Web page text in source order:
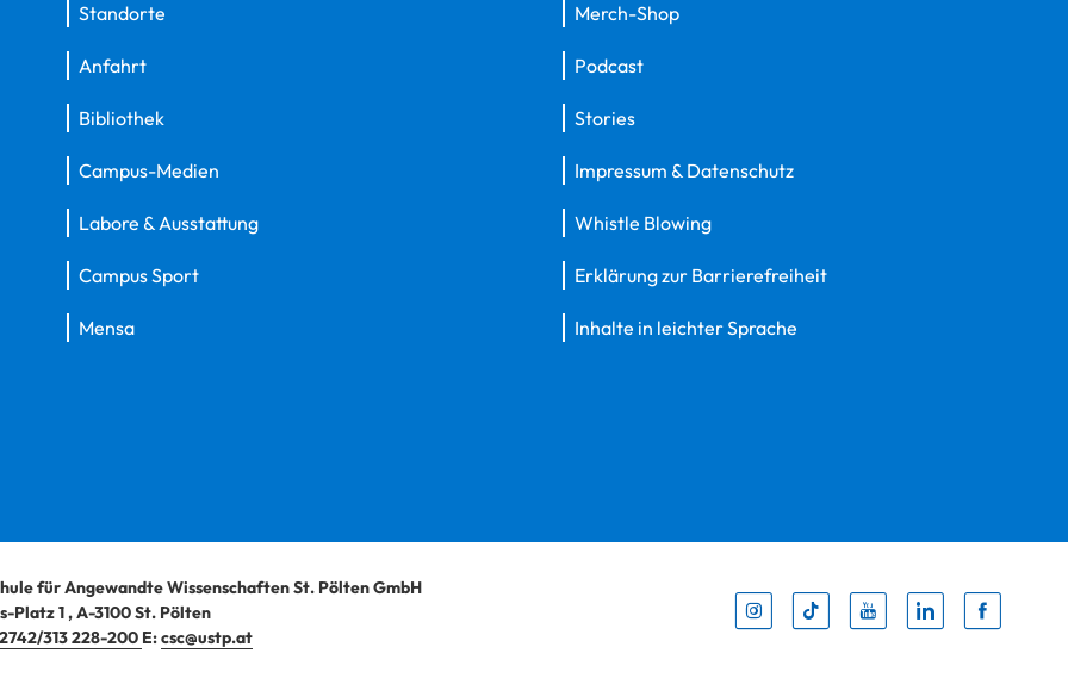
Standorte
Anfahrt
Bibliothek
Campus-Medien
Labore & Ausstattung
Campus Sport
Mensa
Merch-Shop
Podcast
Stories
Impressum & Datenschutz
Whistle Blowing
Erklärung zur Barrierefreiheit
Inhalte in leichter Sprache
für Angewandte Wissenschaften St. Pölten GmbH
Platz 1,A-3100St. Pölten
313 228-200 E:csc@ustp.at